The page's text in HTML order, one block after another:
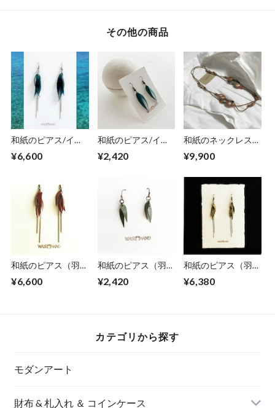
その他の商品
和紙のピアス/イヤ
M
¥6,600
和紙のピアス/イヤ
S
¥2,420
和紙のネックレス
¥9,900
和紙のピアス（羽）
¥6,600
和紙のピアス（羽）
¥2,420
和紙のピアス（羽）
¥6,380
カテゴリから探す
モダンアート
財布 & 札入れ ＆ コインケース